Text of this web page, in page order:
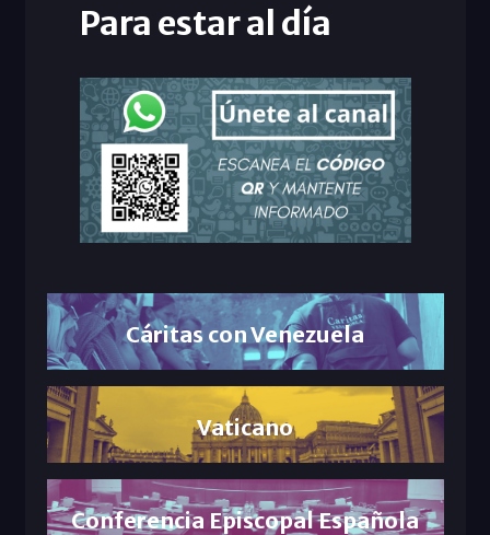
Para estar al día
Cáritas con Venezuela
Vaticano
Conferencia Episcopal Española